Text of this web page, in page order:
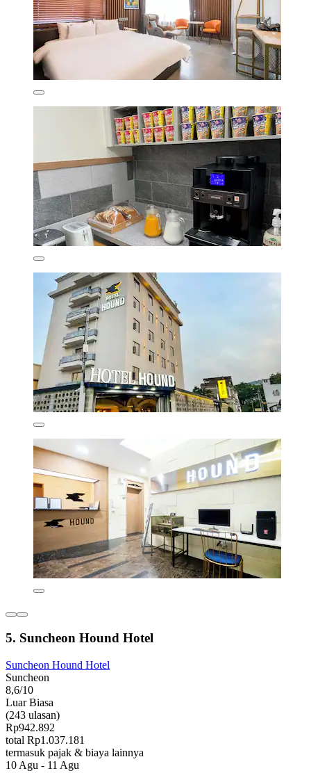
5. Suncheon Hound Hotel
Suncheon Hound Hotel
Suncheon
8,6/10
Luar Biasa
(243 ulasan)
Rp942.892
total Rp1.037.181
termasuk pajak & biaya lainnya
10 Agu - 11 Agu